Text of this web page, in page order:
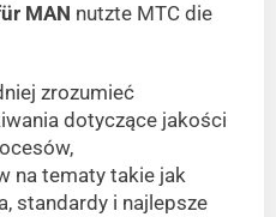
MAN nutzte MTC die
zrozumieć
dotyczące jakości
na tematy takie jak
standardy i najlepsze